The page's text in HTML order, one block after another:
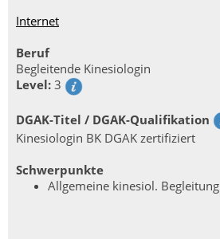
Internet
Beruf
Begleitende Kinesiologin
Level: 3
DGAK-Titel / DGAK-Qualifikation
Kinesiologin BK DGAK zertifiziert
Schwerpunkte
Allgemeine kinesiol. Begleitung